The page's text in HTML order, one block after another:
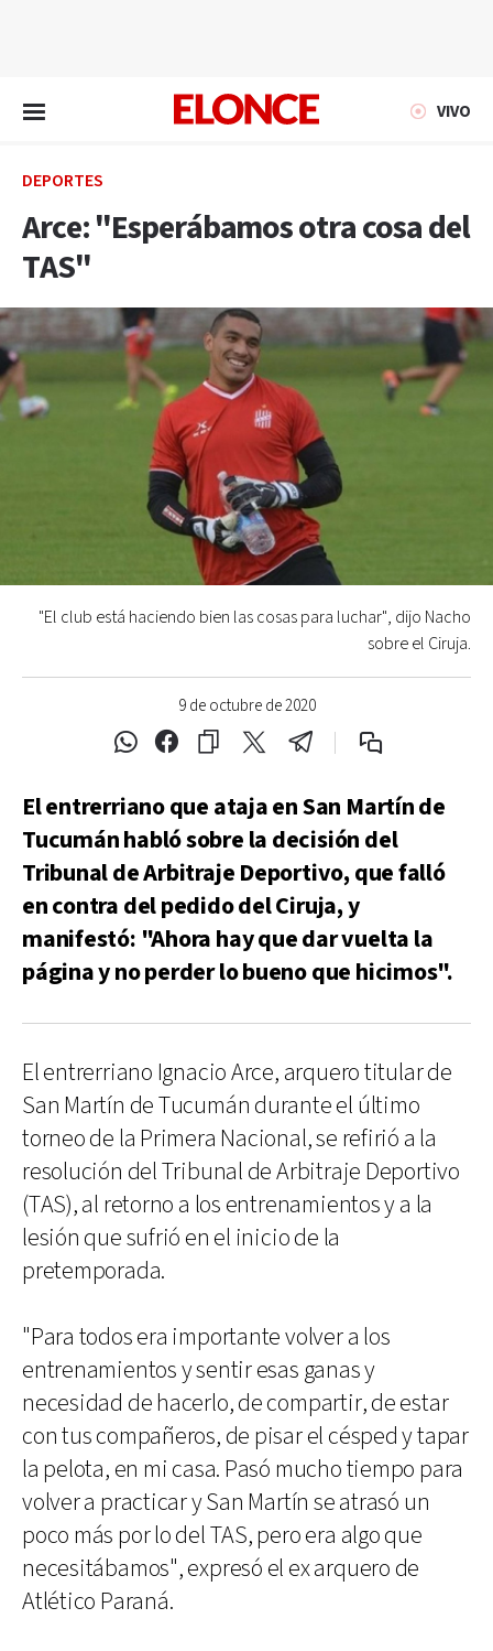
VIVO
DEPORTES
Arce: "Esperábamos otra cosa del
TAS"
9 de octubre de 2020
"El club está haciendo bien las cosas para luchar", dijo Nacho
sobre el Ciruja.
El entrerriano que ataja en San Martín de
Tucumán habló sobre la decisión del
Tribunal de Arbitraje Deportivo, que falló
en contra del pedido del Ciruja, y
manifestó: "Ahora hay que dar vuelta la
página y no perder lo bueno que hicimos".
El entrerriano Ignacio Arce, arquero titular de
San Martín de Tucumán durante el último
torneo de la Primera Nacional, se refirió a la
resolución del Tribunal de Arbitraje Deportivo
(TAS), al retorno a los entrenamientos y a la
lesión que sufrió en el inicio de la
pretemporada.
"Para todos era importante volver a los
entrenamientos y sentir esas ganas y
necesidad de hacerlo, de compartir, de estar
con tus compañeros, de pisar el césped y tapar
la pelota, en mi casa. Pasó mucho tiempo para
volver a practicar y San Martín se atrasó un
poco más por lo del TAS, pero era algo que
necesitábamos", expresó el ex arquero de
Atlético Paraná.